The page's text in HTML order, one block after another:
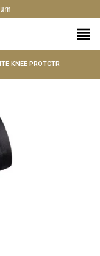
KNEE PROTCTR